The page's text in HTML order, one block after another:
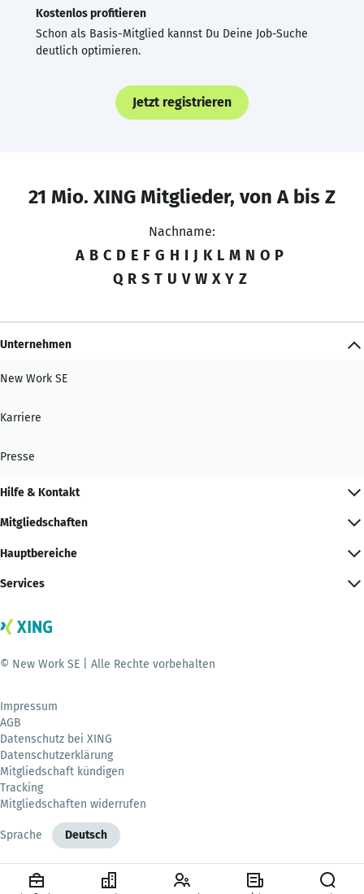
Kostenlos profitieren
Schon als Basis-Mitglied kannst Du Deine Job-Suche
deutlich optimieren.
Jetzt registrieren
21 Mio. XING Mitglieder, von A bis Z
Nachname:
A B C D E F G H I J K L M N O P
Q R S T U V W X Y Z
Unternehmen
New Work SE
Karriere
Presse
Hilfe & Kontakt
Mitgliedschaften
Hauptbereiche
Services
© New Work SE | Alle Rechte vorbehalten
Impressum
AGB
Datenschutz bei XING
Datenschutzerklärung
Mitgliedschaft kündigen
Tracking
Mitgliedschaften widerrufen
Sprache Deutsch